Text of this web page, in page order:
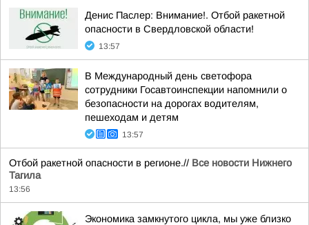
Денис Паслер: Внимание!. Отбой ракетной
опасности в Свердловской области!
13:57
В Международный день светофора
сотрудники Госавтоинспекции напомнили о
безопасности на дорогах водителям,
пешеходам и детям
13:57
Отбой ракетной опасности в регионе.// Все новости Нижнего
Тагила
13:56
Экономика замкнутого цикла, мы уже близко